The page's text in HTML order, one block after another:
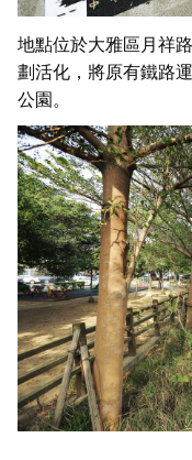
地點位於大雅區月祥
劃活化，將原有鐵路
公園。